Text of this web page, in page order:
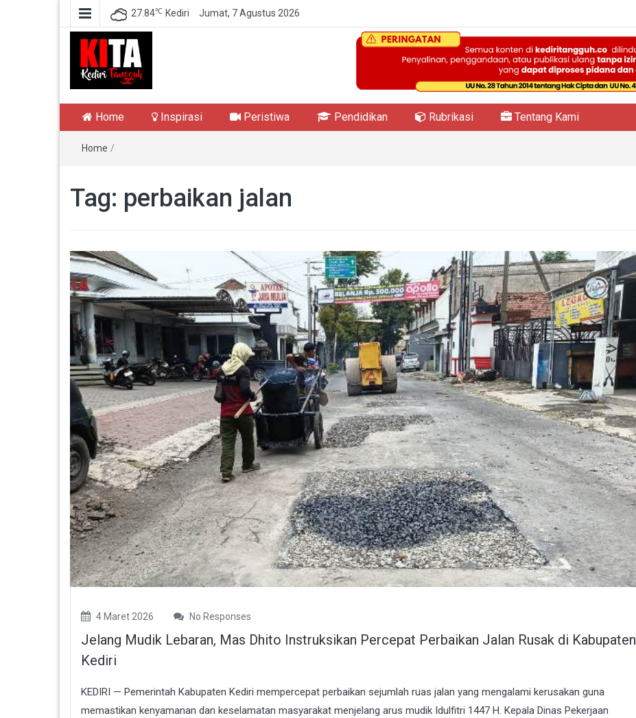
27.84℃ Kediri Jumat, 7 Agustus 2026
Kediri Tangguh
Home Inspirasi Peristiwa Pendidikan Rubrikasi Tentang Kami
Home /
Tag: perbaikan jalan
4 Maret 2026 No Responses
Jelang Mudik Lebaran, Mas Dhito Instruksikan Percepat Perbaikan Jalan Rusak di Kabupaten
Kediri
KEDIRI — Pemerintah Kabupaten Kediri mempercepat perbaikan sejumlah ruas jalan yang mengalami kerusakan guna
memastikan kenyamanan dan keselamatan masyarakat menjelang arus mudik Idulfitri 1447 H. Kepala Dinas Pekerjaan